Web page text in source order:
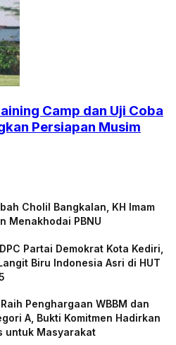
Camp dan Uji Coba
Persiapan Musim
Cholil Bangkalan, KH Imam
Menakhodai PBNU
Partai Demokrat Kota Kediri,
Biru Indonesia Asri di HUT
Penghargaan WBBM dan
A, Bukti Komitmen Hadirkan
untuk Masyarakat